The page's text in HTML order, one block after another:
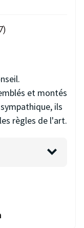
et montés
ils
règles de l'art.